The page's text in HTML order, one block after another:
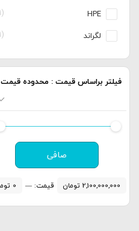
HPE
(1)
لگراند
(1)
فیلتر براساس قیمت : محدوده قیمت
صافی
قيمت: 0 تومان — 2,100,000,000 تومان